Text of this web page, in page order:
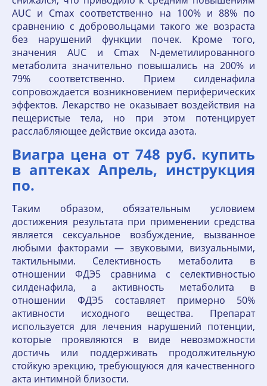
AUC и Cmax соответственно на 100% и 88% по
сравнению с добровольцами такого же возраста
без нарушений функции почек. Кроме того,
значения AUC и Cmax N-деметилированного
метаболита значительно повышались на 200% и
79% соответственно. Прием силденафила
сопровождается возникновением периферических
эффектов. Лекарство не оказывает воздействия на
пещеристые тела, но при этом потенцирует
расслабляющее действие оксида азота.
Виагра цена от 748 руб. купить
в аптеках Апрель, инструкция
по.
Таким образом, обязательным условием
достижения результата при применении средства
является сексуальное возбуждение, вызванное
любыми факторами — звуковыми, визуальными,
тактильными. Селективность метаболита в
отношении ФДЭ5 сравнима с селективностью
силденафила, а активность метаболита в
отношении ФДЭ5 составляет примерно 50%
активности исходного вещества. Препарат
используется для лечения нарушений потенции,
которые проявляются в виде невозможности
достичь или поддерживать продолжительную
стойкую эрекцию, требующуюся для качественного
акта интимной близости.